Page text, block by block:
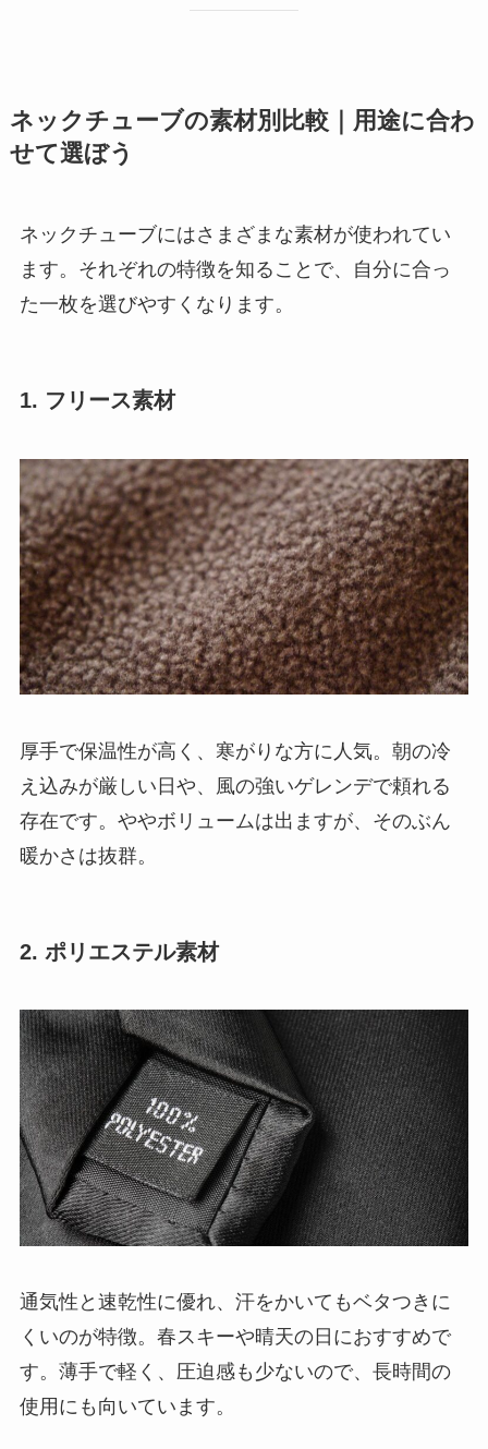
ネックチューブの素材別比較｜用途に合わ
せて選ぼう
ネックチューブにはさまざまな素材が使われてい
ます。それぞれの特徴を知ることで、自分に合っ
た一枚を選びやすくなります。
1. フリース素材
厚手で保温性が高く、寒がりな方に人気。朝の冷
え込みが厳しい日や、風の強いゲレンデで頼れる
存在です。ややボリュームは出ますが、そのぶん
暖かさは抜群。
2. ポリエステル素材
通気性と速乾性に優れ、汗をかいてもベタつきに
くいのが特徴。春スキーや晴天の日におすすめで
す。薄手で軽く、圧迫感も少ないので、長時間の
使用にも向いています。